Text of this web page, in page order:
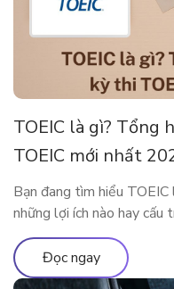
TOEIC là gì? Tổng
TOEIC mới nhất
Bạn đang tìm hiểu
những lợi ích nào hay cấu
độc giả theo chân ELSA
chứng chỉ TOEIC 2024
học tiếng Anh […]
Đọc ngay